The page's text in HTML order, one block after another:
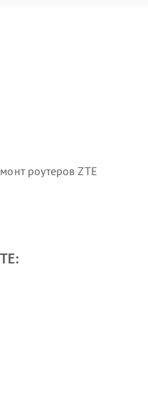
роутеров ZTE